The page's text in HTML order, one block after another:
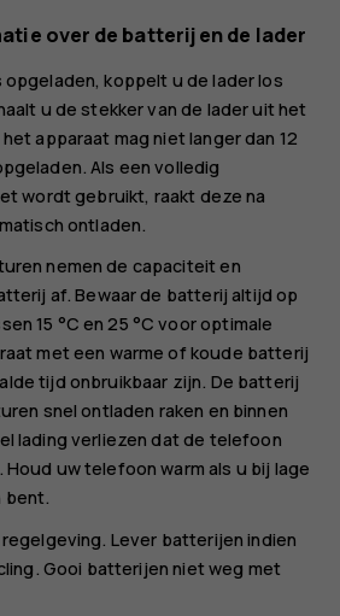
over de batterij en de lader
opgeladen, koppelt u de lader los
u de stekker van de lader uit het
apparaat mag niet langer dan 12
Als een volledig
wordt gebruikt, raakt deze na
ontladen.
nemen de capaciteit en
af. Bewaar de batterij altijd op
15 °C en 25 °C voor optimale
met een warme of koude batterij
tijd onbruikbaar zijn. De batterij
snel ontladen raken en binnen
lading verliezen dat de telefoon
uw telefoon warm als u bij lage
bent.
Lever batterijen indien
Gooi batterijen niet weg met